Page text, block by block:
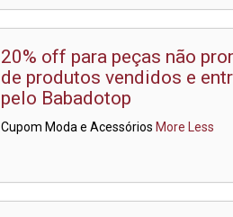
20% off para peças não
de produtos vendidos e
pelo Babadotop
Cupom Moda e Acessórios More Less